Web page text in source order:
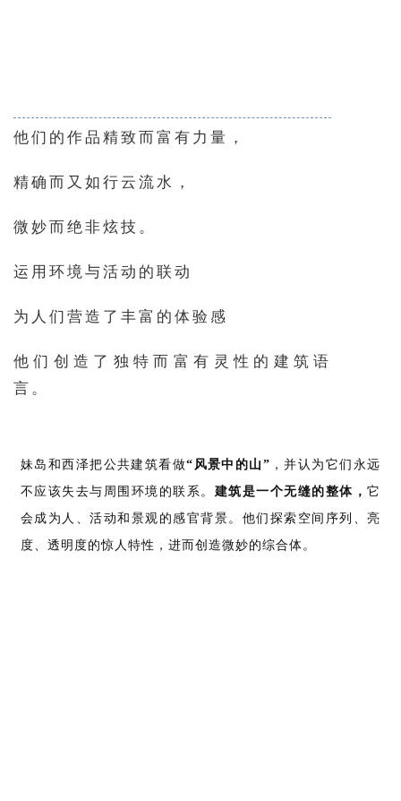
他们的作品精致而富有力量，
精确而又如行云流水，
微妙而绝非炫技。
运用环境与活动的联动
为人们营造了丰富的体验感
他们创造了独特而富有灵性的建筑语
言。
妹岛和西泽把公共建筑看做“风景中的山” ，并认为它们永远
不应该失去与周围环境的联系。 建筑是一个无缝的整体，它
会成为人、活动和景观的感官背景。他们探索空间序列、亮
度、透明度的惊人特性，进而创造微妙的综合体。